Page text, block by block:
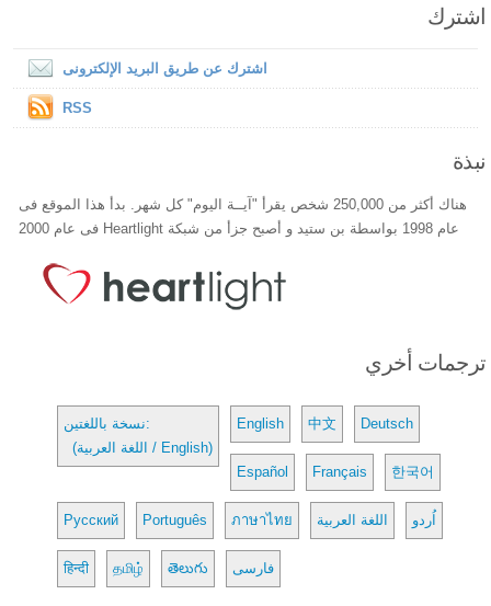
اشترك
اشترك عن طريق البريد الإلكترونى
RSS
نبذة
هناك أكثر من 250,000 شخص يقرأ "آيــة اليوم" كل شهر. بدأ هذا الموقع فى
عام 1998 بواسطة بن ستيد و أصبح جزأ من شبكة Heartlight فى عام 2000
ترجمات أخري
نسخة باللغتين:
(اللغة العربية / English)
English 中文 Deutsch
Español Français 한국어
Русский Português ภาษาไทย اللغة العربية اُردو
हिन्दी தமிழ் తెలుగు فارسی